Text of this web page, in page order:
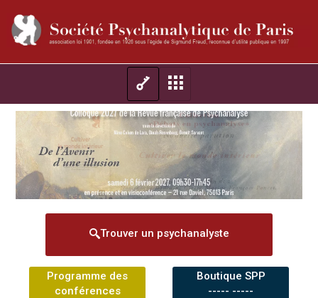
Trouver un psychanalyste
Programme des
conférences
Boutique SPP
----- -----